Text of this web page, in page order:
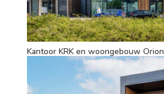
Kantoor KRK en woongebouw Orion